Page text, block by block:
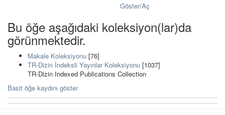
Göster/Aç
Bu öğe aşağıdaki koleksiyon(lar)da
görünmektedir.
Makale Koleksiyonu [76]
TR-Dizin İndeksli Yayınlar Koleksiyonu [1037]
TR-Dizin Indexed Publications Collection
Basit öğe kaydını göster